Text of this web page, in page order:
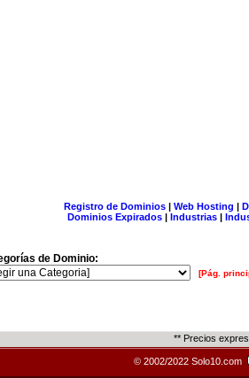
Registro de Dominios| Web Hosting |
Dominios Expirados | Industrias |
de Dominio:
[Pág.
** Precios
© 2002/2022 Solo10.com